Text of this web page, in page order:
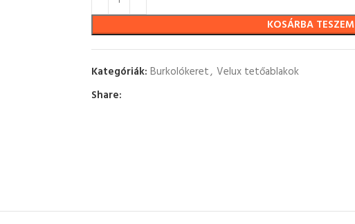
KOSÁRBA TESZEM
Kategóriák: Burkolókeret, Velux tetőablakok
Share: